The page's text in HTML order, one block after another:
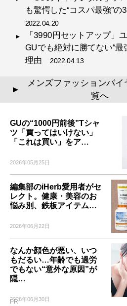
ができる!
『 最速でお
方法 【電
』
誰も言葉に
「男のおし
版。電子版
のコーデ
イルを追
記事一覧へ
も驚愕した“コスパ最強”
2022.04.20
「3990円セットアップ」
GUでも絶対に勝てない“最
理由 2022.04.13
▲
メンズファッションバ
覧へ
GUの“1000円前後”Tシャ
ツ「買ってはいけない」
「これは買い」をア…
2026年05月25日
編集部のiHerb愛用者がセ
レクト。健康・美容のお
悩み別、鉄板アイテム…
2026年06月22日
なんか顔色が悪い、いつ
もだるい…年齢でも過労
でもない“意外な原因”が
隠…
2026年06月30日
PR